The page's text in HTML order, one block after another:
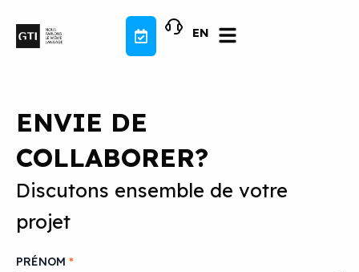
contenu
EN
ENVIE DE
COLLABORER?
Discutons ensemble de votre
projet
PRÉNOM *